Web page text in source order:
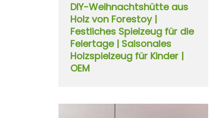
DIY-Weihnachtshütte aus
Holz von Forestoy |
Festliches Spielzeug für die
Feiertage | Saisonales
Holzspielzeug für Kinder |
OEM